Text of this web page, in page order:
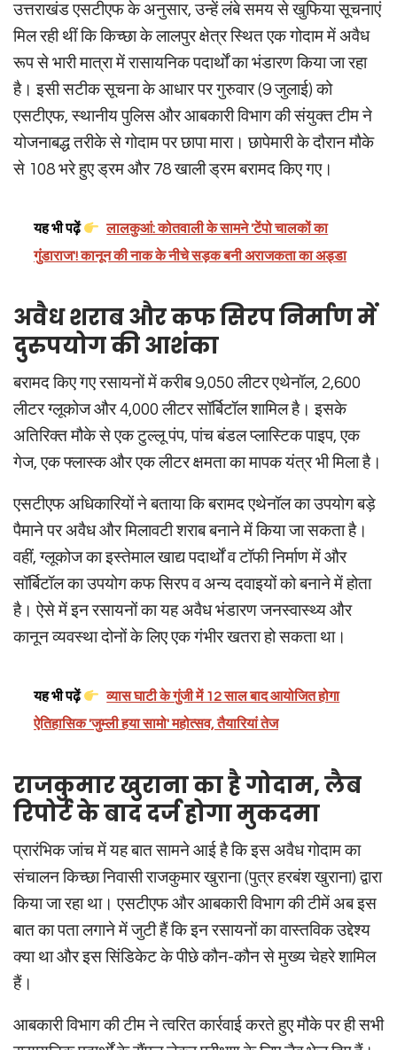
उत्तराखंड एसटीएफ के अनुसार, उन्हें लंबे समय से खुफिया सूचनाएं
मिल रही थीं कि किच्छा के लालपुर क्षेत्र स्थित एक गोदाम में अवैध
रूप से भारी मात्रा में रासायनिक पदार्थों का भंडारण किया जा रहा
है। इसी सटीक सूचना के आधार पर गुरुवार (9 जुलाई) को
एसटीएफ, स्थानीय पुलिस और आबकारी विभाग की संयुक्त टीम ने
योजनाबद्ध तरीके से गोदाम पर छापा मारा। छापेमारी के दौरान मौके
से 108 भरे हुए ड्रम और 78 खाली ड्रम बरामद किए गए।
यह भी पढ़ें
लालकुआं: कोतवाली के सामने 'टेंपो चालकों का
गुंडाराज'! कानून की नाक के नीचे सड़क बनी अराजकता का अड्डा
अवैध शराब और कफ सिरप निर्माण में
दुरुपयोग की आशंका
बरामद किए गए रसायनों में करीब 9,050 लीटर एथेनॉल, 2,600
लीटर ग्लूकोज और 4,000 लीटर सॉर्बिटॉल शामिल है। इसके
अतिरिक्त मौके से एक टुल्लू पंप, पांच बंडल प्लास्टिक पाइप, एक
गेज, एक फ्लास्क और एक लीटर क्षमता का मापक यंत्र भी मिला है।
एसटीएफ अधिकारियों ने बताया कि बरामद एथेनॉल का उपयोग बड़े
पैमाने पर अवैध और मिलावटी शराब बनाने में किया जा सकता है।
वहीं, ग्लूकोज का इस्तेमाल खाद्य पदार्थों व टॉफी निर्माण में और
सॉर्बिटॉल का उपयोग कफ सिरप व अन्य दवाइयों को बनाने में होता
है। ऐसे में इन रसायनों का यह अवैध भंडारण जनस्वास्थ्य और
कानून व्यवस्था दोनों के लिए एक गंभीर खतरा हो सकता था।
यह भी पढ़ें
व्यास घाटी के गुंजी में 12 साल बाद आयोजित होगा
ऐतिहासिक 'जुम्ली हया सामो' महोत्सव, तैयारियां तेज
राजकुमार खुराना का है गोदाम, लैब
रिपोर्ट के बाद दर्ज होगा मुकदमा
प्रारंभिक जांच में यह बात सामने आई है कि इस अवैध गोदाम का
संचालन किच्छा निवासी राजकुमार खुराना (पुत्र हरबंश खुराना) द्वारा
किया जा रहा था। एसटीएफ और आबकारी विभाग की टीमें अब इस
बात का पता लगाने में जुटी हैं कि इन रसायनों का वास्तविक उद्देश्य
क्या था और इस सिंडिकेट के पीछे कौन-कौन से मुख्य चेहरे शामिल
हैं।
आबकारी विभाग की टीम ने त्वरित कार्रवाई करते हुए मौके पर ही सभी